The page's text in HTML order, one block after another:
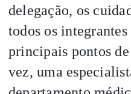
delegação, os
todos os integrantes
principais pontos
vez, uma